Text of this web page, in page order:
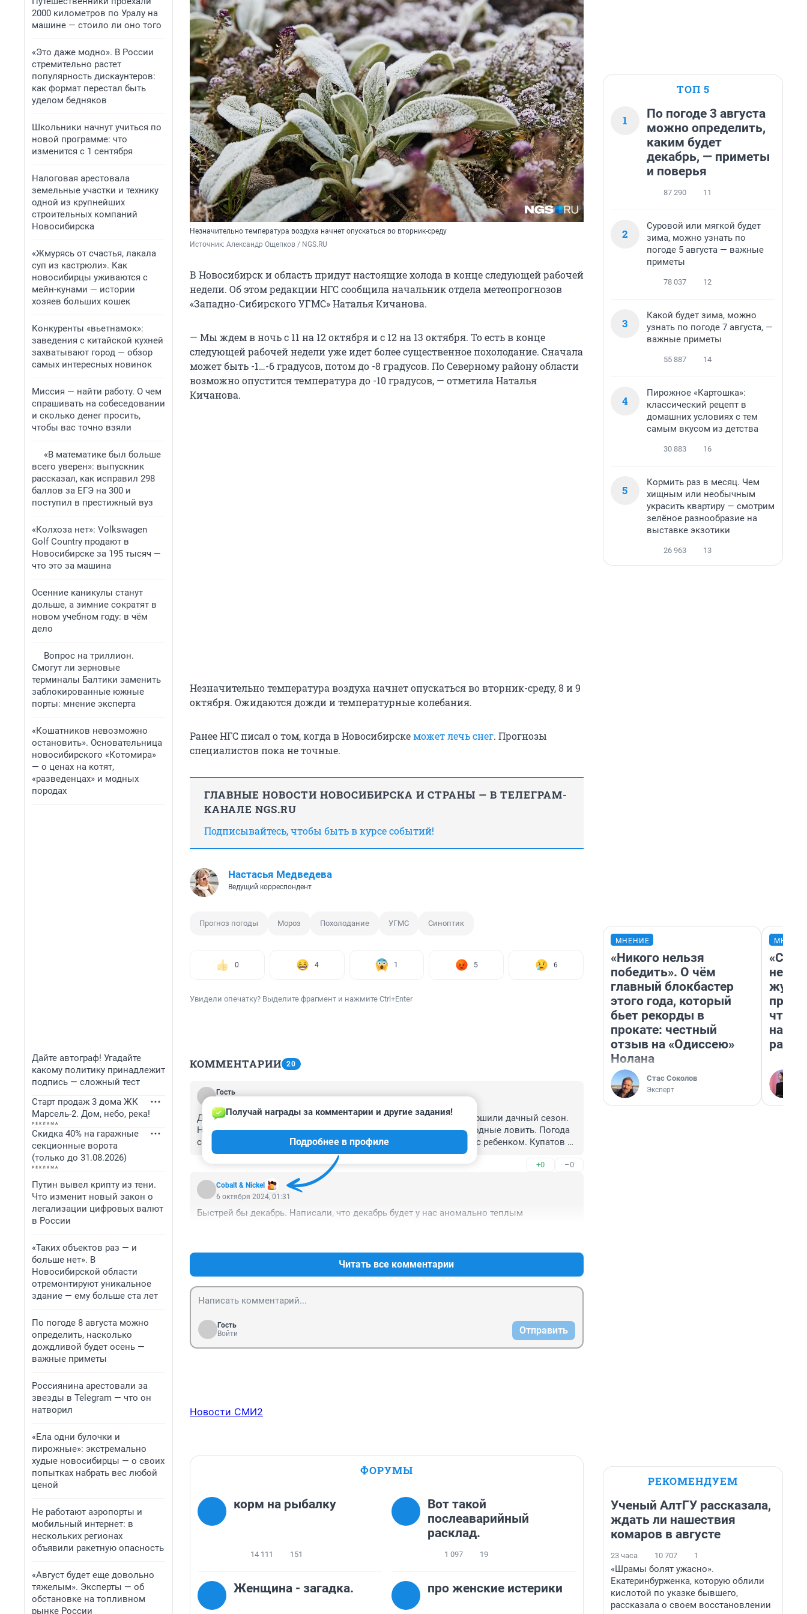
2000 километров по Уралу на
машине — стоило ли оно того
«Это даже модно». В России
стремительно растет
популярность дискаунтеров:
как формат перестал быть
уделом бедняков
Школьники начнут учиться по
новой программе: что
изменится с 1 сентября
Налоговая арестовала
земельные участки и технику
одной из крупнейших
строительных компаний
Новосибирска
«Жмурясь от счастья, лакала
суп из кастрюли». Как
новосибирцы уживаются с
мейн-кунами — истории
хозяев больших кошек
Конкуренты «вьетнамок»:
заведения с китайской кухней
захватывают город — обзор
самых интересных новинок
Миссия — найти работу. О чем
спрашивать на собеседовании
и сколько денег просить,
чтобы вас точно взяли
«В математике был больше
всего уверен»: выпускник
рассказал, как исправил 298
баллов за ЕГЭ на 300 и
поступил в престижный вуз
«Колхоза нет»: Volkswagen
Golf Сountry продают в
Новосибирске за 195 тысяч —
что это за машина
Осенние каникулы станут
дольше, а зимние сократят в
новом учебном году: в чём
дело
Вопрос на триллион.
Смогут ли зерновые
терминалы Балтики заменить
заблокированные южные
порты: мнение эксперта
«Кошатников невозможно
остановить». Основательница
новосибирского «Котомира»
— о ценах на котят,
«разведенцах» и модных
породах
Дайте автограф! Угадайте
какому политику принадлежит
подпись — сложный тест
Старт продаж 3 дома ЖК
Марсель-2. Дом, небо, река!
Скидка 40% на гаражные
секционные ворота
(только до 31.08.2026)
Путин вывел крипту из тени.
Что изменит новый закон о
легализации цифровых валют
в России
«Таких объектов раз — и
больше нет». В
Новосибирской области
отремонтируют уникальное
здание — ему больше ста лет
По погоде 8 августа можно
определить, насколько
дождливой будет осень —
важные приметы
Россиянина арестовали за
звезды в Telegram — что он
натворил
«Ела одни булочки и
пирожные»: экстремально
худые новосибирцы — о своих
попытках набрать вес любой
ценой
Не работают аэропорты и
мобильный интернет: в
нескольких регионах
объявили ракетную опасность
«Август будет еще довольно
тяжелым». Эксперты — об
обстановке на топливном
рынке России
Незначительно температура воздуха начнет опускаться во вторник-среду
Источник: Александр Ощепков / NGS.RU
В Новосибирск и область придут настоящие холода в конце следующей рабочей
недели. Об этом редакции НГС сообщила начальник отдела метеопрогнозов
«Западно-Сибирского УГМС» Наталья Кичанова.
— Мы ждем в ночь с 11 на 12 октября и с 12 на 13 октября. То есть в конце
следующей рабочей недели уже идет более существенное похолодание. Сначала
может быть -1…-6 градусов, потом до -8 градусов. По Северному району области
возможно опустится температура до -10 градусов, — отметила Наталья
Кичанова.
Незначительно температура воздуха начнет опускаться во вторник-среду, 8 и 9
октября. Ожидаются дожди и температурные колебания.
Ранее НГС писал о том, когда в Новосибирскеможет лечь снег. Прогнозы
специалистов пока не точные.
ГЛАВНЫЕ НОВОСТИ НОВОСИБИРСКА И СТРАНЫ — В ТЕЛЕГРАМ-
КАНАЛЕ NGS.RU
Подписывайтесь, чтобы быть в курсе событий!
Настасья Медведева
Ведущий корреспондент
Прогноз погоды Мороз Похолодание УГМС Синоптик
0 4 1 5 6
Увидели опечатку? Выделите фрагмент и нажмите Ctrl+Enter
КОММЕНТАРИИ 20
Гость
Да хватит уже нас пугать. Уже все прекрасно посмотрели и завершили дачный сезон.
Ну будто впервые температура в "-" пойдет... Надо было эти выходные ловить. Погода
солнечная, прекрасная. Ездили в сторону Красного Яра сегодня с ребенком. Купатов
набрали сибагро и вместе время провели. Здорово.)
+0 –0
Cobalt & Nickel
Получай награды за комментарии и другие задания!
Подробнее в профиле
6 октября 2024, 01:31
Быстрей бы декабрь. Написали, что декабрь будет у нас аномально теплым
Читать все комментарии
Гость
Войти
Отправить
Новости СМИ2
ФОРУМЫ
корм на рыбалку
14 111 151
Вот такой
послеаварийный
расклад.
1 097 19
Женщина - загадка. про женские истерики
ТОП 5
1
По погоде 3 августа
можно определить,
каким будет
декабрь, — приметы
и поверья
87 290 11
2
Суровой или мягкой будет
зима, можно узнать по
погоде 5 августа — важные
приметы
78 037 12
3
Какой будет зима, можно
узнать по погоде 7 августа, —
важные приметы
55 887 14
4
Пирожное «Картошка»:
классический рецепт в
домашних условиях с тем
самым вкусом из детства
30 883 16
5
Кормить раз в месяц. Чем
хищным или необычным
украсить квартиру — смотрим
зелёное разнообразие на
выставке экзотики
26 963 13
МНЕНИЕ
«Никого нельзя
победить». О чём
главный блокбастер
этого года, который
бьет рекорды в
прокате: честный
отзыв на «Одиссею»
Нолана
Стас Соколов
Эксперт
на
ради
РЕКОМЕНДУЕМ
Ученый АлтГУ рассказала,
ждать ли нашествия
комаров в августе
23 часа 10 707 1
«Шрамы болят ужасно».
Екатеринбурженка, которую облили
кислотой по указке бывшего,
рассказала о своем восстановлении